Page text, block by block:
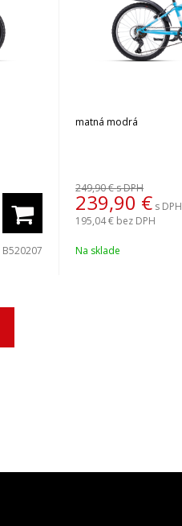
B520207
matná modrá
249,90 €s DPH
239,90 € s DPH
195,04 € bez DPH
Na sklade